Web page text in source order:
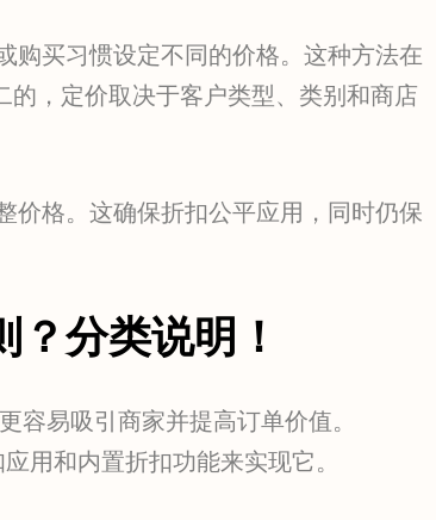
购买习惯设定不同的价格。这种方法在
的，定价取决于客户类型、类别和商店
价格。这确保折扣公平应用，同时仍保
分类说明！
容易吸引商家并提高订单价值。
用和内置折扣功能来实现它。